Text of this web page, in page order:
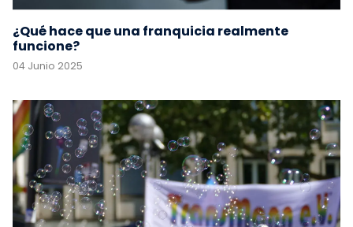
¿Qué hace que una franquicia realmente
funcione?
04 Junio 2025